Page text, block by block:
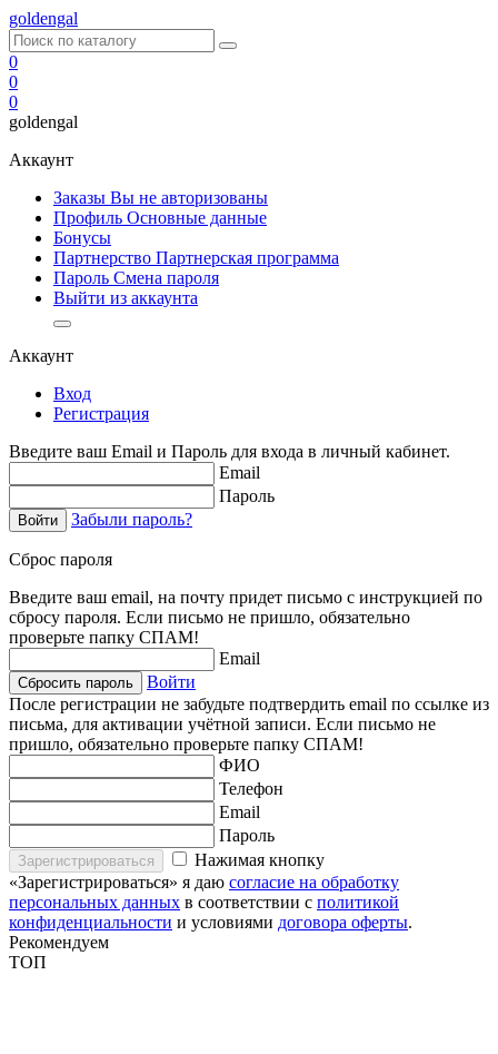
goldengal
0
0
0
goldengal
Аккаунт
Заказы Вы не авторизованы
Профиль Основные данные
Бонусы
Партнерство Партнерская программа
Пароль Смена пароля
Выйти из аккаунта
Аккаунт
Вход
Регистрация
Введите ваш Email и Пароль для входа в личный кабинет.
Email
Пароль
Войти Забыли пароль?
Сброс пароля
Введите ваш email, на почту придет письмо с инструкцией по
сбросу пароля. Если письмо не пришло, обязательно
проверьте папку СПАМ!
Email
Сбросить пароль
Войти
После регистрации не забудьте подтвердить email по ссылке из
письма, для активации учётной записи. Если письмо не
пришло, обязательно проверьте папку СПАМ!
ФИО
Телефон
Email
Пароль
Зарегистрироваться
Нажимая кнопку
«Зарегистрироваться» я даю согласие на обработку
персональных данных в соответствии с политикой
конфиденциальности и условиями договора оферты.
Рекомендуем
ТОП